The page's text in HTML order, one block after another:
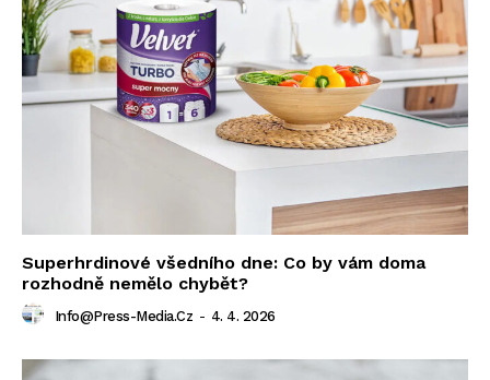
Superhrdinové všedního dne: Co by vám doma
rozhodně nemělo chybět?
Info@press-Media.cz - 4. 4. 2026